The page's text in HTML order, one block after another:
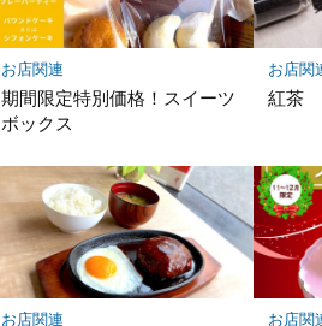
お店関連
期間限定特別価格！スイーツ
ボックス
お店関
紅茶
お店関連 お店関